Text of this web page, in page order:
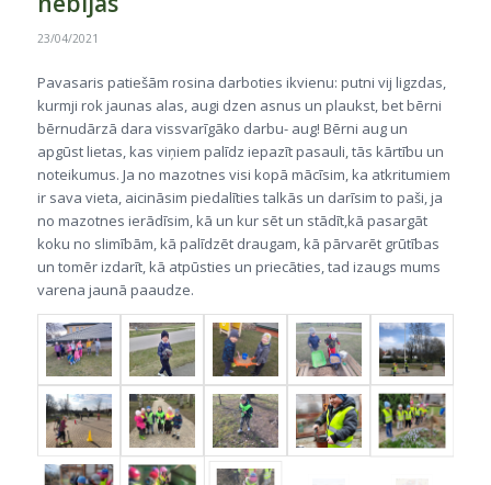
23/04/2021
Pavasaris patiešām rosina darboties ikvienu: putni vij ligzdas,
kurmji rok jaunas alas, augi dzen asnus un plaukst, bet bērni
bērnudārzā dara vissvarīgāko darbu- aug! Bērni aug un
apgūst lietas, kas viņiem palīdz iepazīt pasauli, tās kārtību un
noteikumus. Ja no mazotnes visi kopā mācīsim, ka atkritumiem
ir sava vieta, aicināsim piedalīties talkās un darīsim to paši, ja
no mazotnes ierādīsim, kā un kur sēt un stādīt,kā pasargāt
koku no slimībām, kā palīdzēt draugam, kā pārvarēt grūtības
un tomēr izdarīt, kā atpūsties un priecāties, tad izaugs mums
varena jaunā paaudze.